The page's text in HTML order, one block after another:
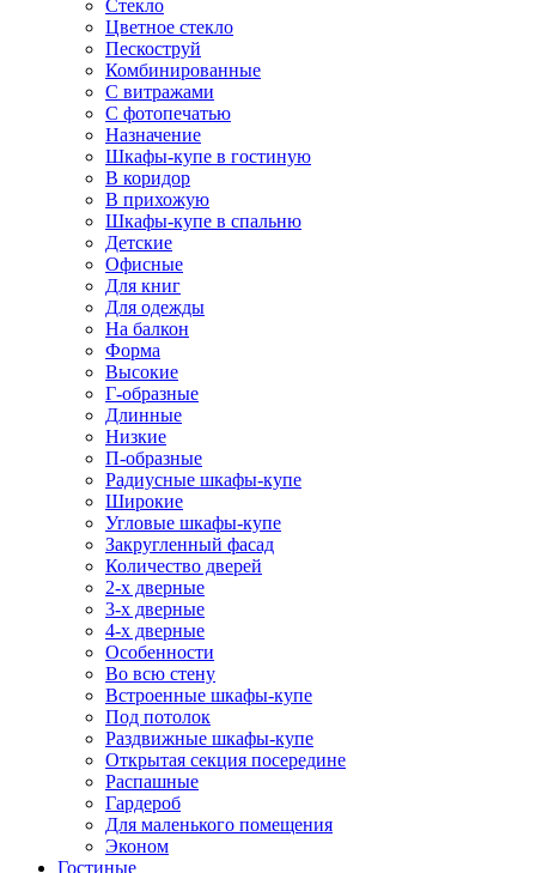
Стекло
Цветное стекло
Пескоструй
Комбинированные
С витражами
С фотопечатью
Назначение
Шкафы-купе в гостиную
В коридор
В прихожую
Шкафы-купе в спальню
Детские
Офисные
Для книг
Для одежды
На балкон
Форма
Высокие
Г-образные
Длинные
Низкие
П-образные
Радиусные шкафы-купе
Широкие
Угловые шкафы-купе
Закругленный фасад
Количество дверей
2-х дверные
3-х дверные
4-х дверные
Особенности
Во всю стену
Встроенные шкафы-купе
Под потолок
Раздвижные шкафы-купе
Открытая секция посередине
Распашные
Гардероб
Для маленького помещения
Эконом
Гостиные